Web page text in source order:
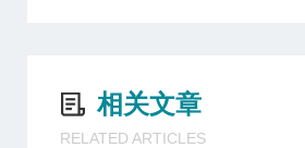
相关文章
RELATED ARTICLES